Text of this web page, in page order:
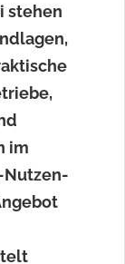
stehen
im
Nutzen-